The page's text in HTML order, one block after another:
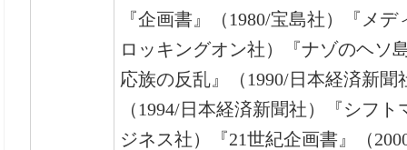
『企画書』（1980/宝島社）『メ
ロッキングオン社）『ナゾのヘソ
応族の反乱』（1990/日本経済新
（1994/日本経済新聞社）『シフ
ジネス社）『21世紀企画書』（